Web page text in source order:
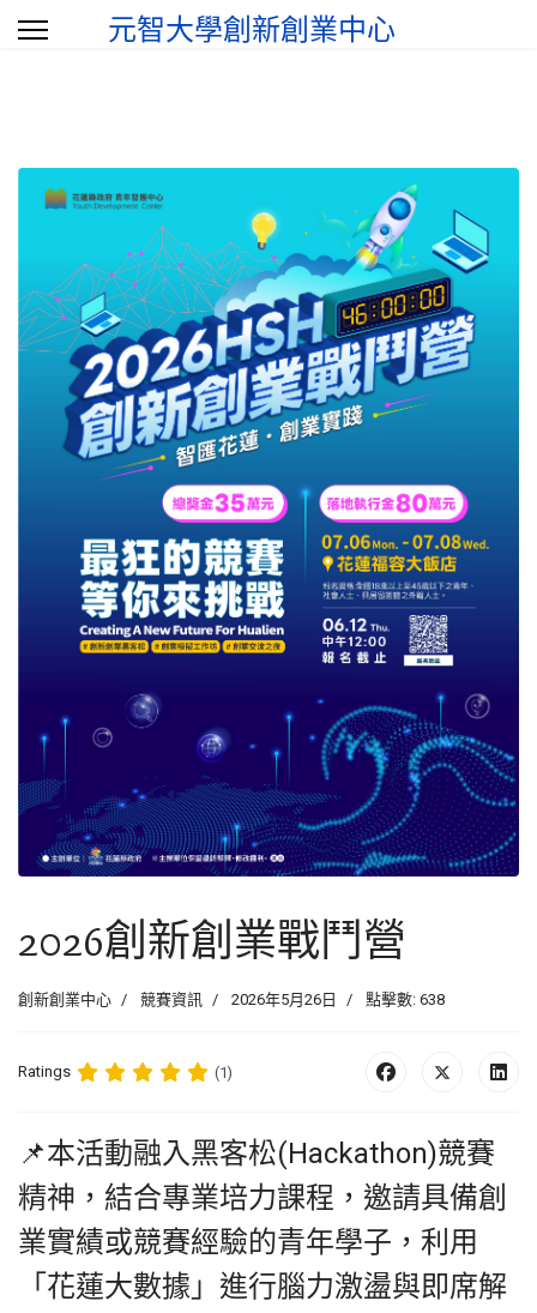
元智大學創新創業中心
2026創新創業戰鬥營
創新創業中心 競賽資訊 2026年5月26日 點擊數: 638
Ratings (1)
📌本活動融入黑客松(Hackathon)競賽
精神，結合專業培力課程，邀請具備創
業實績或競賽經驗的青年學子，利用
「花蓮大數據」進行腦力激盪與即席解